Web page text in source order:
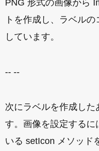
PNG 形式の画像から
トを作成し、ラベル
しています。
-- --
次にラベルを作成し
す。画像を設定するに
いる setIcon メソッド